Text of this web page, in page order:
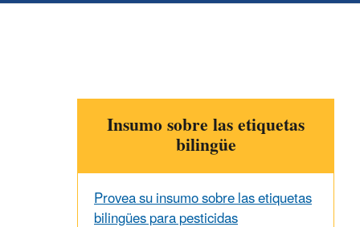
Insumo sobre las etiquetas
bilingüe
Provea su insumo sobre las etiquetas
bilingües para pesticidas